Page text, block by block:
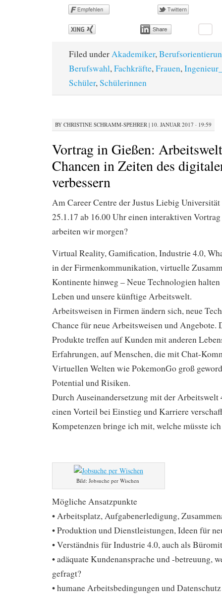
Filed underAkademiker,
Berufswahl,Fachkräfte,Frauen,
Schüler,Schülerinnen
BY CHRISTINE SCHRAMM-SPEHRER | 10. JANUAR 2017 · 19:59
Vortrag in Gießen:
Chancen in Zeiten des
verbessern
Am Career Centre der Justus Liebig
25.1.17 ab 16.00 Uhr einen interaktiven
arbeiten wir morgen?
Virtual Reality, Gamification, Industrie 4.0,
in der Firmenkommunikation, virtuelle
Kontinente hinweg – Neue Technologien
Leben und unsere künftige Arbeitswelt.
Arbeitsweisen in Firmen ändern sich, neue
Chance für neue Arbeitsweisen und Angebote.
Produkte treffen auf Kunden mit anderen
Erfahrungen, auf Menschen, die mit Chat-
Virtuellen Welten wie PokemonGo groß
Potential und Risiken.
Durch Auseinandersetzung mit der Arbeitswelt
einen Vorteil bei Einstieg und Karriere
Kompetenzen bringe ich mit, welche müsste
Bild: Jobsuche per Wischen
Mögliche Ansatzpunkte
• Arbeitsplatz, Aufgabenerledigung,
• Produktion und Dienstleistungen, Ideen für
• Verständnis für Industrie 4.0, auch als
• adäquate Kundenansprache und -betreuung,
gefragt?
• humane Arbeitsbedingungen und Datenschutz